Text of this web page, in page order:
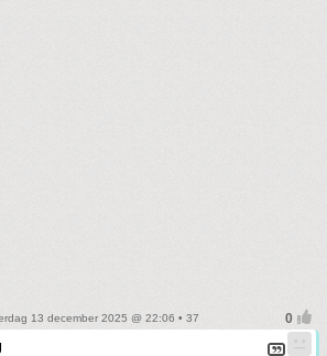
13 december 2025 @ 22:06 • 37